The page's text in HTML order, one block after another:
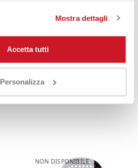
Mostra dettagli
Accetta tutti
Personalizza
NON DISPONIBILE